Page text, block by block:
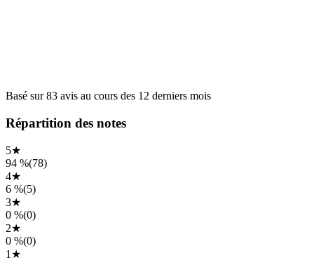
Basé sur83 avis au cours des 12 derniers mois
Répartition des notes
5★
94 %(78)
4★
6 %(5)
3★
0 %(0)
2★
0 %(0)
1 ★